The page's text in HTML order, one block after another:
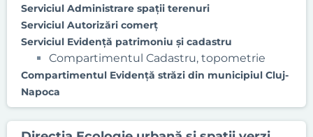
Serviciul Administrare spaţii terenuri
Serviciul Autorizări comerţ
Serviciul Evidenţă patrimoniu şi cadastru
Compartimentul Cadastru, topometrie
Compartimentul Evidenţă străzi din municipiul Cluj-
Napoca